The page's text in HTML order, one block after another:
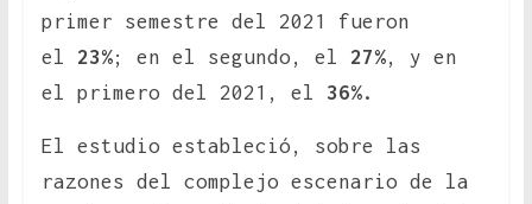
primer semestre del 2021 fueron
el 23%; en el segundo, el 27%, y en
el primero del 2021, el 36%.
El estudio estableció, sobre las
razones del complejo escenario de la